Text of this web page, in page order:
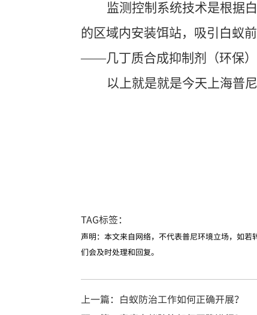
监测控制系统技术是根据
的区域内安装饵站，吸引白蚁
——几丁质合成抑制剂（环保
以上就是就是今天 上海普
TAG标签：
声明：本文来自网络，不代表普尼环境立场，如若
们会及时处理和回复。
上一篇：白蚁防治工作如何正确开展？